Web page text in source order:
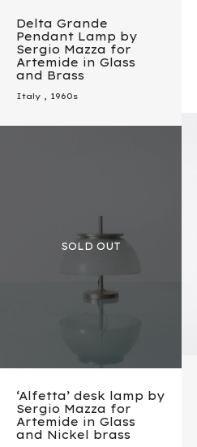
Delta Grande
Pendant Lamp by
Sergio Mazza for
Artemide in Glass
and Brass
Italy , 1960s
‘Alfetta’ desk lamp by
Sergio Mazza for
Artemide in Glass
and Nickel brass